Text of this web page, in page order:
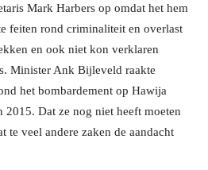
Mark Harbers op omdat het hem
feiten rond criminaliteit en overlast
en ook niet kon verklaren
Minister Ank Bijleveld raakte
het bombardement op Hawija
2015. Dat ze nog niet heeft moeten
te veel andere zaken de aandacht